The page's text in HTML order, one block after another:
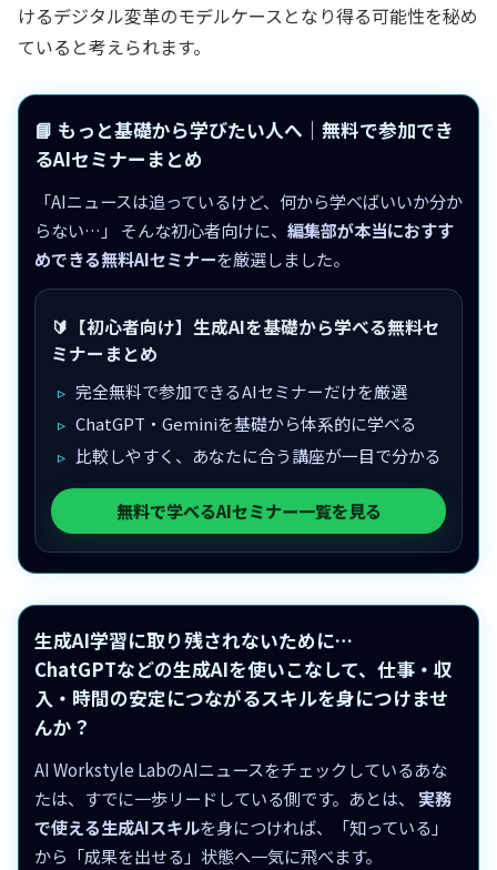
けるデジタル変革のモデルケースとなり得る可能性を秘め
ていると考えられます。
📘 もっと基礎から学びたい人へ｜無料で参加でき
るAIセミナーまとめ
「AIニュースは追っているけど、何から学べばいいか分か
らない…」 そんな初心者向けに、 編集部が本当におすす
めできる無料AIセミナーを厳選しました。
🔰【初心者向け】生成AIを基礎から学べる無料セ
ミナーまとめ
完全無料で参加できるAIセミナーだけを厳選
ChatGPT・Geminiを基礎から体系的に学べる
比較しやすく、あなたに合う講座が一目で分かる
無料で学べるAIセミナー一覧を見る
生成AI学習に取り残されないために…
ChatGPTなどの生成AIを使いこなして、仕事・収
入・時間の安定につながるスキルを身につけませ
んか？
AI Workstyle LabのAIニュースをチェックしているあな
たは、すでに一歩リードしている側です。あとは、 実務
で使える生成AIスキルを身につければ、「知っている」
から「成果を出せる」状態へ一気に飛べます。